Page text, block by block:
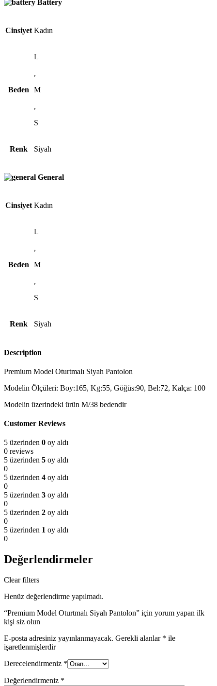
Battery
Cinsiyet Kadın
Beden
L
,
M
,
S
Renk Siyah
General
Cinsiyet Kadın
Beden
L
,
M
,
S
Renk Siyah
Description
Premium Model Oturtmalı Siyah Pantolon
Modelin Ölçüleri: Boy:165, Kg:55, Göğüs:90, Bel:72, Kalça: 100
Modelin üzerindeki ürün M/38 bedendir
Customer Reviews
5 üzerinden 0 oy aldı
0 reviews
5 üzerinden 5 oy aldı
0
5 üzerinden 4 oy aldı
0
5 üzerinden 3 oy aldı
0
5 üzerinden 2 oy aldı
0
5 üzerinden 1 oy aldı
0
Değerlendirmeler
Clear filters
Henüz değerlendirme yapılmadı.
“Premium Model Oturtmalı Siyah Pantolon” için yorum yapan ilk
kişi siz olun
E-posta adresiniz yayınlanmayacak. Gerekli alanlar * ile
işaretlenmişlerdir
Derecelendirmeniz *
Değerlendirmeniz *